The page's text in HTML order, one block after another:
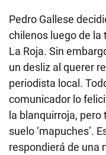
Pedro Gallese
chilenos luego de la
La Roja. Sin
un desliz al querer
periodista local.
comunicador lo
la blanquirroja,
suelo ‘mapuches’.
respondierá de una